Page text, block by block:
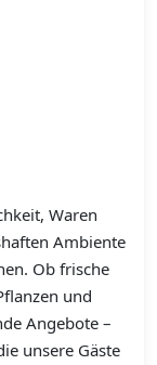
Waren
Ambiente
Ob frische
und
Angebote –
unsere Gäste